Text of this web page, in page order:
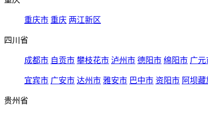
重庆市 重庆 两江新区
四川省
成都市 自贡市 攀枝花市 泸州市 德阳市 绵阳市 广元
宜宾市 广安市 达州市 雅安市 巴中市 资阳市 阿坝
贵州省